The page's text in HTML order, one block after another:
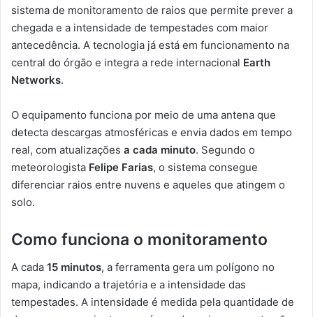
sistema de monitoramento de raios que permite prever a
chegada e a intensidade de tempestades com maior
antecedência. A tecnologia já está em funcionamento na
central do órgão e integra a rede internacional Earth
Networks.
O equipamento funciona por meio de uma antena que
detecta descargas atmosféricas e envia dados em tempo
real, com atualizações a cada minuto. Segundo o
meteorologista Felipe Farias, o sistema consegue
diferenciar raios entre nuvens e aqueles que atingem o
solo.
Como funciona o monitoramento
A cada 15 minutos, a ferramenta gera um polígono no
mapa, indicando a trajetória e a intensidade das
tempestades. A intensidade é medida pela quantidade de